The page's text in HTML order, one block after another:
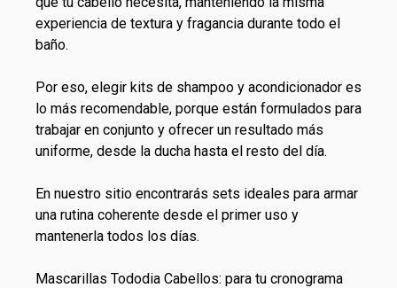
experiencia de textura y fragancia durante todo el
baño.
Por eso, elegir kits de shampoo y acondicionador es
lo más recomendable, porque están formulados para
trabajar en conjunto y ofrecer un resultado más
uniforme, desde la ducha hasta el resto del día.
En nuestro sitio encontrarás sets ideales para armar
una rutina coherente desde el primer uso y
mantenerla todos los días.
Mascarillas Tododia Cabellos: para tu cronograma